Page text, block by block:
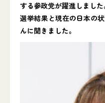
する参政党が躍進しました
選挙結果と現在の日本の
んに聞きました。